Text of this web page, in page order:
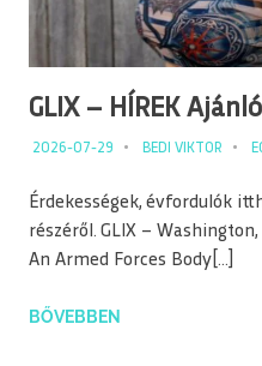
GLIX – HÍREK
2026-07-29 BEDI VIKTOR
Érdekességek, évfordulók
részéről. GLIX –
An Armed Forces Body[…]
BŐVEBBEN